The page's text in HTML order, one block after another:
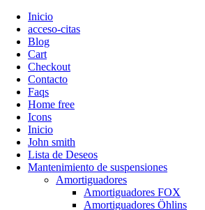
Inicio
acceso-citas
Blog
Cart
Checkout
Contacto
Faqs
Home free
Icons
Inicio
John smith
Lista de Deseos
Mantenimiento de suspensiones
Amortiguadores
Amortiguadores FOX
Amortiguadores Öhlins